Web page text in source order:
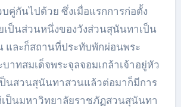
คู่กันไปด้วย ซึ่งเมื่อแรกการก่อตั้ง
เป็นส่วนหนึ่งของวังส่วนสุนันทาเป็น
และก็สถานที่ประทับพักผ่อนพระ
าทสมเด็จพระจุลจอมเกล้าเจ้าอยู่หัว
ป็นสวนสุนันทาสวนแล้วต่อมาก็มีการ
เป็นมหาวิทยาลัยราชภัฏสวนสุนันทา